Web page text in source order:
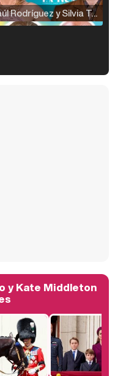
Raúl Rodríguez y Silvia Taulés nos cuentan su papel en 'La familia de la tele'
Belén Esteban: "Estoy emocionada, muy contenta y muy feliz por llegar a RTVE"
Manu Baqueiro: "Tuve como referente a Bruce Willis en 'Luz de Luna' para mi trabajo en la serie 'Perdiendo el juicio'"
y Kate Middleton